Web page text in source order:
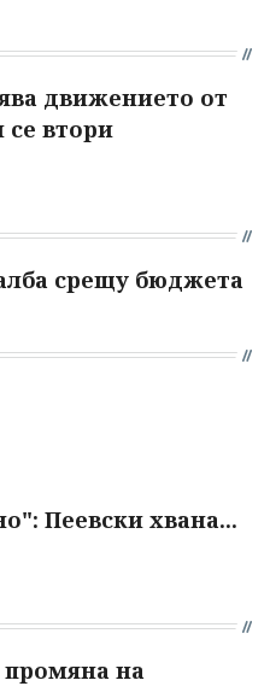
движението от
втори
срещу бюджета
Пеевски хвана...
на